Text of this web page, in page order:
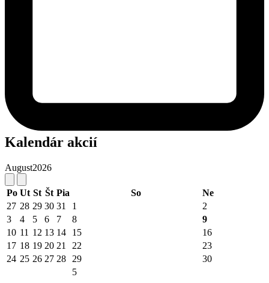
Kalendár akcií
August2026
Po Ut St Št Pia So
Ne
27 28 29 30 31 1
2
3
4 5 6 7 8
9
10 11 12 13 14 15
16
17 18 19 20 21 22
23
24 25 26 27 28 29
30
5